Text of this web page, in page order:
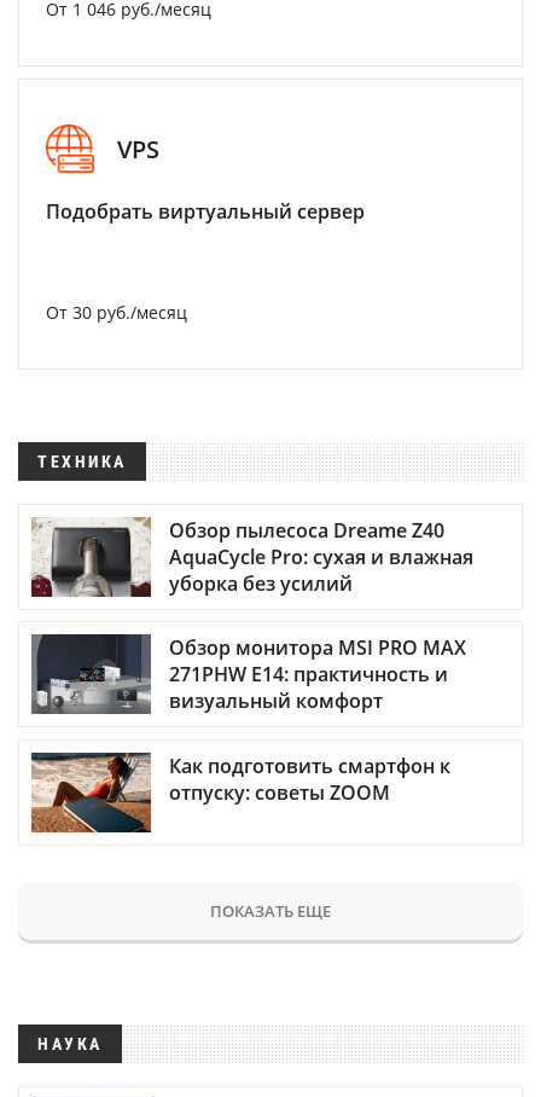
От 1 046 руб./месяц
VPS
Подобрать виртуальный сервер
От 30 руб./месяц
ТЕХНИКА
Обзор пылесоса Dreame Z40
AquaCycle Pro: сухая и влажная
уборка без усилий
Обзор монитора MSI PRO MAX
271PHW E14: практичность и
визуальный комфорт
Как подготовить смартфон к
отпуску: советы ZOOM
ПОКАЗАТЬ ЕЩЕ
НАУКА